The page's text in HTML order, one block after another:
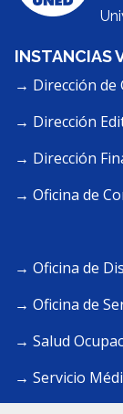
INSTANCIAS
→ Dirección de
→ Dirección
→ Dirección
→ Oficina de
→ Oficina de
→ Oficina de
→ Salud
→ Servicio